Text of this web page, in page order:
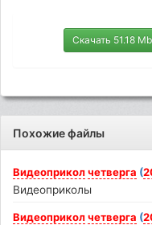
Скачать 51.18
Похожие файлы
Видеоприкол четверга (
Видеоприколы
Видеоприкол четверга (